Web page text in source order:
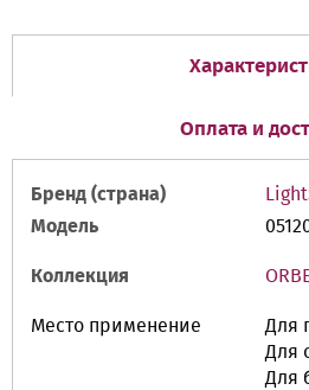
Оплата и
Бренд (страна)
Модель
Коллекция
Место применение
Для
Для
Для